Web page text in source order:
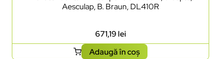
Aesculap, B. Braun, DL410R
671,19lei
Adaugă în coș